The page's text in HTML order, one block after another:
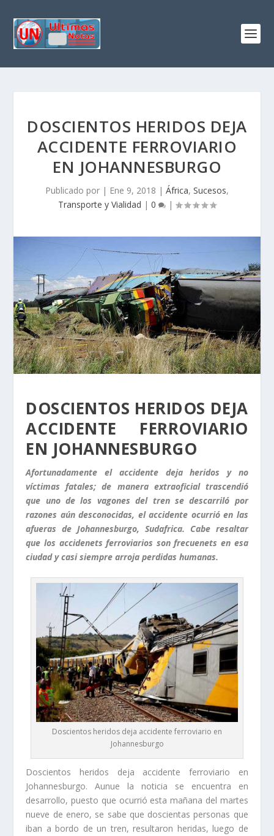
DOSCIENTOS HERIDOS DEJA
ACCIDENTE FERROVIARIO
EN JOHANNESBURGO
Publicado por | Ene 9, 2018 | África, Sucesos,
Transporte y Vialidad | 0 |
DOSCIENTOS HERIDOS DEJA
ACCIDENTE FERROVIARIO
EN JOHANNESBURGO
Afortunadamente el accidente deja heridos y no
víctimas fatales; de manera extraoficial trascendió
que uno de los vagones del tren se descarriló por
razones aún desconocidas, el accidente ocurrió en las
afueras de Johannesburgo, Sudafrica. Cabe resaltar
que los accidenets ferroviarios son frecuenets en esa
ciudad y casi siempre arroja perdidas humanas.
Doscientos heridos deja accidente ferroviario en
Johannesburgo
Doscientos heridos deja accidente ferroviario en
Johannesburgo. Aunue la noticia se encuentra en
desarrollo, puesto que ocurrió esta mañana del martes
nueve de enero, se sabe que doscientas personas que
iban a bordo de un tren, resultaron heridas, luego de